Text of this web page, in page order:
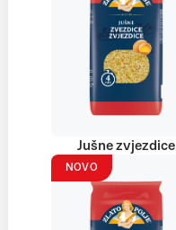
Jušne zvjezdice
NOVO